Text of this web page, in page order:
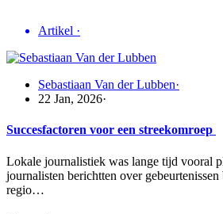
Artikel ·
Sebastiaan Van der Lubben·
22 Jan, 2026·
Succesfactoren voor een streekomroep
Lokale journalistiek was lange tijd vooral
journalisten berichtten over
regio…